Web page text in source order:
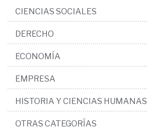
CIENCIAS SOCIALES
DERECHO
ECONOMÍA
EMPRESA
HISTORIA Y CIENCIAS HUMANAS
OTRAS CATEGORÍAS